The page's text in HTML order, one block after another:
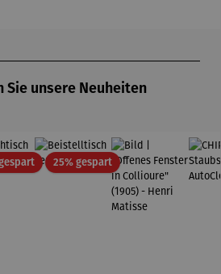
Sie unsere Neuheiten
Rabatt25% gespartRabatt